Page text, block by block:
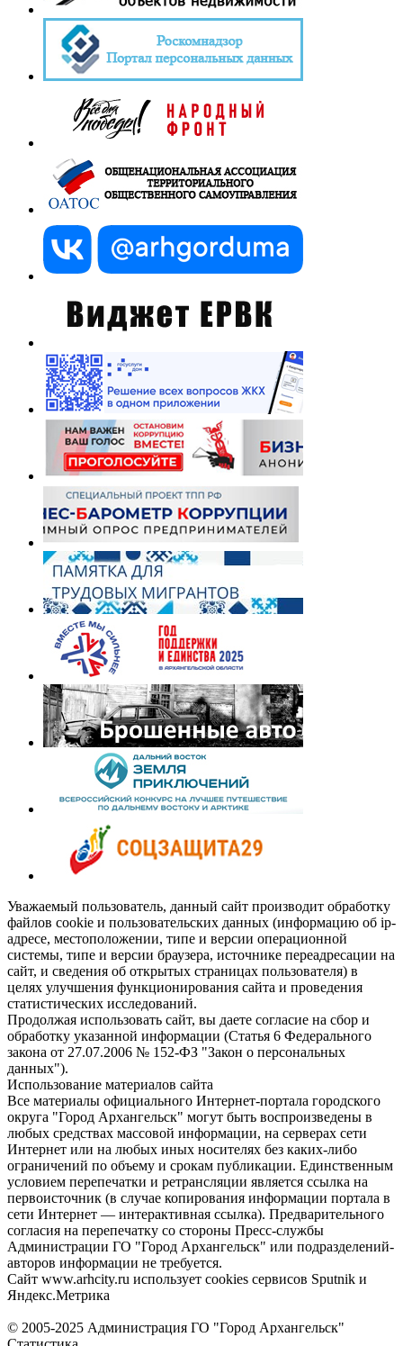
Уважаемый пользователь, данный сайт производит обработку
файлов cookie и пользовательских данных (информацию об ip-
адресе, местоположении, типе и версии операционной
системы, типе и версии браузера, источнике переадресации на
сайт, и сведения об открытых страницах пользователя) в
целях улучшения функционирования сайта и проведения
статистических исследований.
Продолжая использовать сайт, вы даете согласие на сбор и
обработку указанной информации (Статья 6 Федерального
закона от 27.07.2006 № 152-ФЗ "Закон о персональных
данных").
Использование материалов сайта
Все материалы официального Интернет-портала городского
округа "Город Архангельск" могут быть воспроизведены в
любых средствах массовой информации, на серверах сети
Интернет или на любых иных носителях без каких-либо
ограничений по объему и срокам публикации. Единственным
условием перепечатки и ретрансляции является ссылка на
первоисточник (в случае копирования информации портала в
сети Интернет — интерактивная ссылка). Предварительного
согласия на перепечатку со стороны Пресс-службы
Администрации ГО "Город Архангельск" или подразделений-
авторов информации не требуется.
Сайт www.arhcity.ru использует cookies сервисов Sputnik и
Яндекс.Метрика
© 2005-2025 Администрация ГО "Город Архангельск"